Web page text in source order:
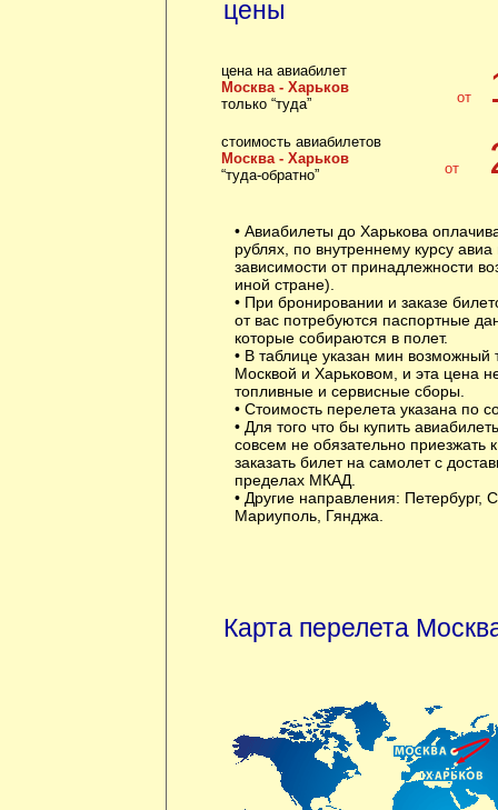
цены
цена на авиабилет
Москва - Харьков
только “туда”
от
стоимость авиабилетов
Москва - Харьков
“туда-обратно”
от
• Авиабилеты до Харькова
рублях, по внутреннему курсу авиа
зависимости от принадлежности
иной стране).
• При бронировании и заказе
от вас потребуются паспортные
которые собираются в полет.
• В таблице указан мин
Москвой и Харьковом, и эта цена
топливные и сервисные сборы.
• Стоимость перелета указана по
• Для того что бы купить
совсем не обязательно
заказать билет на самолет с
пределах МКАД.
• Другие направления: Петербург,
Мариуполь, Гянджа
Карта перелета